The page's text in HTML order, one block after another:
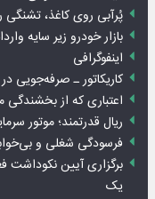
پُرآبی روی کاغذ،
بازار خودرو زیر سایه
اینفوگرافی
کاریکاتور ـ صرفه‌جویی
اعتباری که از بخشندگی
ریال قدرتمند؛ موتور
فرسودگی شغلی و
برگزاری آیین نکوداشت
یک